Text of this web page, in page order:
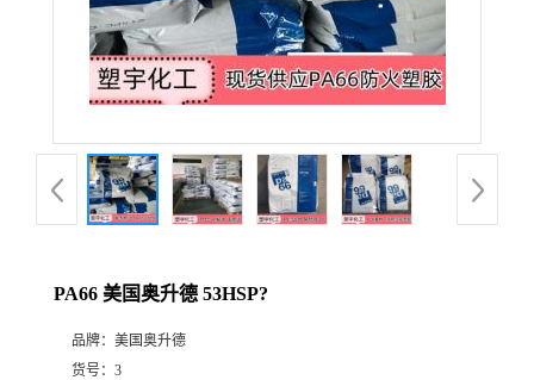
PA66 美国奥升德 53HSP?
品牌： 美国奥升德
货号： 3